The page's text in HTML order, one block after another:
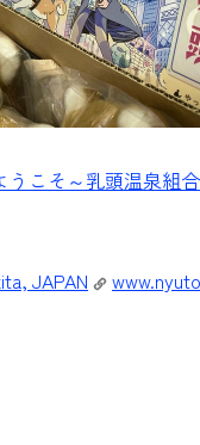
うこそ～乳頭温泉組
JAPAN